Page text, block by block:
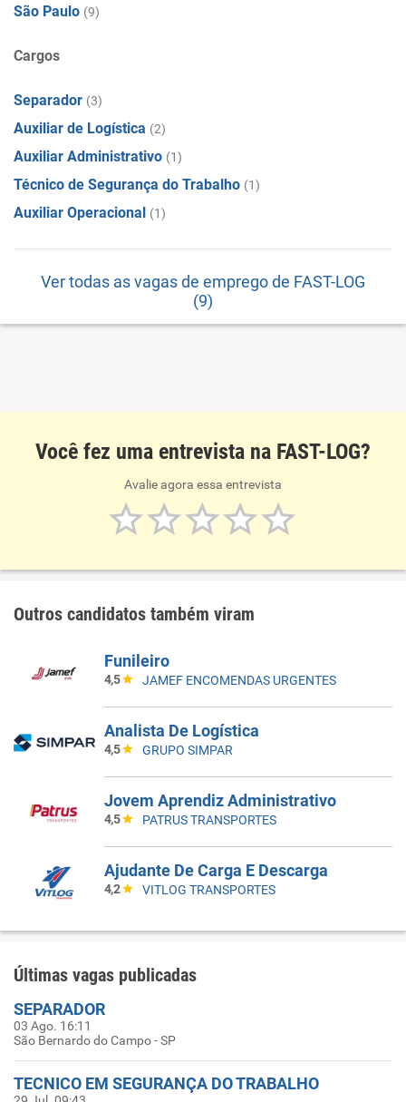
São Paulo (9)
Cargos
Separador (3)
Auxiliar de Logística (2)
Auxiliar Administrativo (1)
Técnico de Segurança do Trabalho (1)
Auxiliar Operacional (1)
Ver todas as vagas de emprego de FAST-LOG
(9)
Você fez uma entrevista na FAST-LOG?
Avalie agora essa entrevista
Outros candidatos também viram
Funileiro
4,5 JAMEF ENCOMENDAS URGENTES
Analista De Logística
4,5 GRUPO SIMPAR
Jovem Aprendiz Administrativo
4,5 PATRUS TRANSPORTES
Ajudante De Carga E Descarga
4,2 VITLOG TRANSPORTES
Últimas vagas publicadas
SEPARADOR
03 Ago. 16:11
São Bernardo do Campo - SP
TECNICO EM SEGURANÇA DO TRABALHO